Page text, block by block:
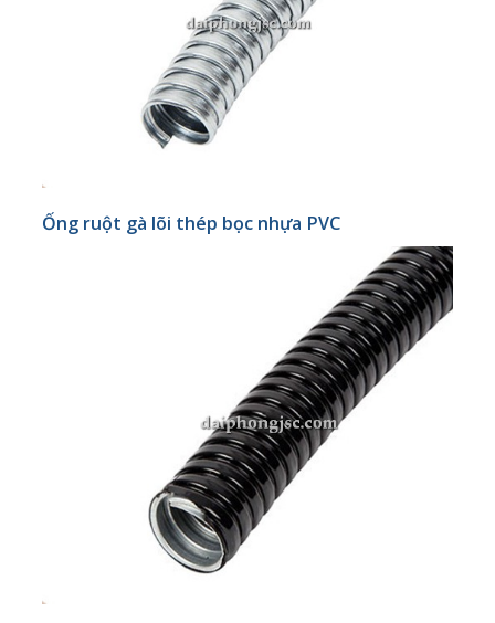
Ống ruột gà lõi thép bọc nhựa PVC